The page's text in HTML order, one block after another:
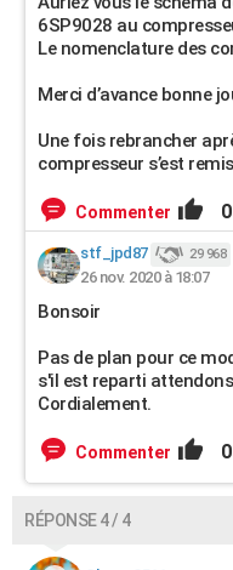
6SP9028 au
Le nomenclature des
Merci d’avance bonne
Une fois rebrancher
compresseur s’est
Commenter 0
stf_jpd87 29 968
26 nov. 2020 à 18:07
Bonsoir
Pas de plan pour ce
s'il est reparti
Cordialement.
Commenter 0
RÉPONSE 4 / 4